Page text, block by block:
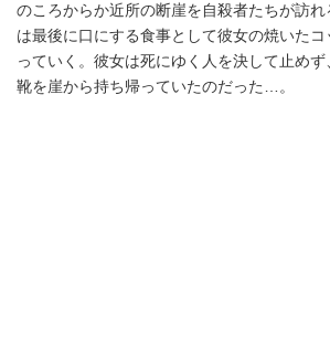
のころからか近所の断崖を自殺者たちが訪れ
は最後に口にする食事として彼女の焼いた
っていく。彼女は死にゆく人を決して止め
靴を崖から持ち帰っていたのだった…。